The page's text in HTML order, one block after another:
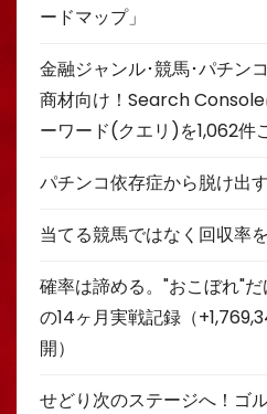
ードマップ」
金融ジャンル･競馬･パチン
商材向け！Search
ーワード(クエリ)を1,062件
パチンコ依存症から脱け出
当てる競馬ではなく回収率
確率は諦める。"おこぼれ"
の14ヶ月実戦記録（
開）
せどり次のステージへ！ゴ